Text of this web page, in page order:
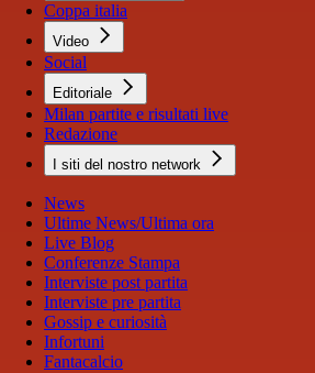
Coppa italia
Video
Social
Editoriale
Milan partite e risultati live
Redazione
I siti del nostro network
News
Ultime News/Ultima ora
Live Blog
Conferenze Stampa
Interviste post partita
Interviste pre partita
Gossip e curiosità
Infortuni
Fantacalcio